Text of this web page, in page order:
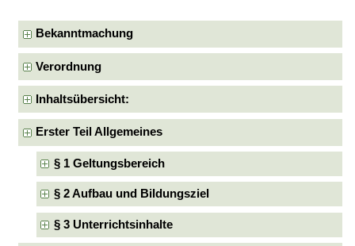
Bekanntmachung
Verordnung
Inhaltsübersicht:
Erster Teil Allgemeines
§ 1 Geltungsbereich
§ 2 Aufbau und Bildungsziel
§ 3 Unterrichtsinhalte